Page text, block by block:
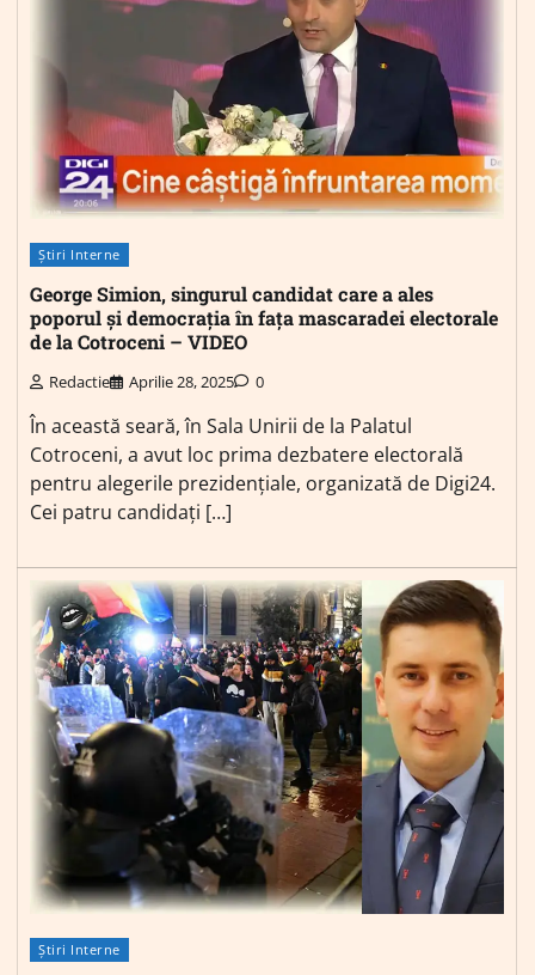
Știri Interne
George Simion, singurul candidat care a ales
poporul și democrația în fața mascaradei electorale
de la Cotroceni – VIDEO
Redactie Aprilie 28, 2025 0
În această seară, în Sala Unirii de la Palatul
Cotroceni, a avut loc prima dezbatere electorală
pentru alegerile prezidențiale, organizată de Digi24.
Cei patru candidați […]
Știri Interne